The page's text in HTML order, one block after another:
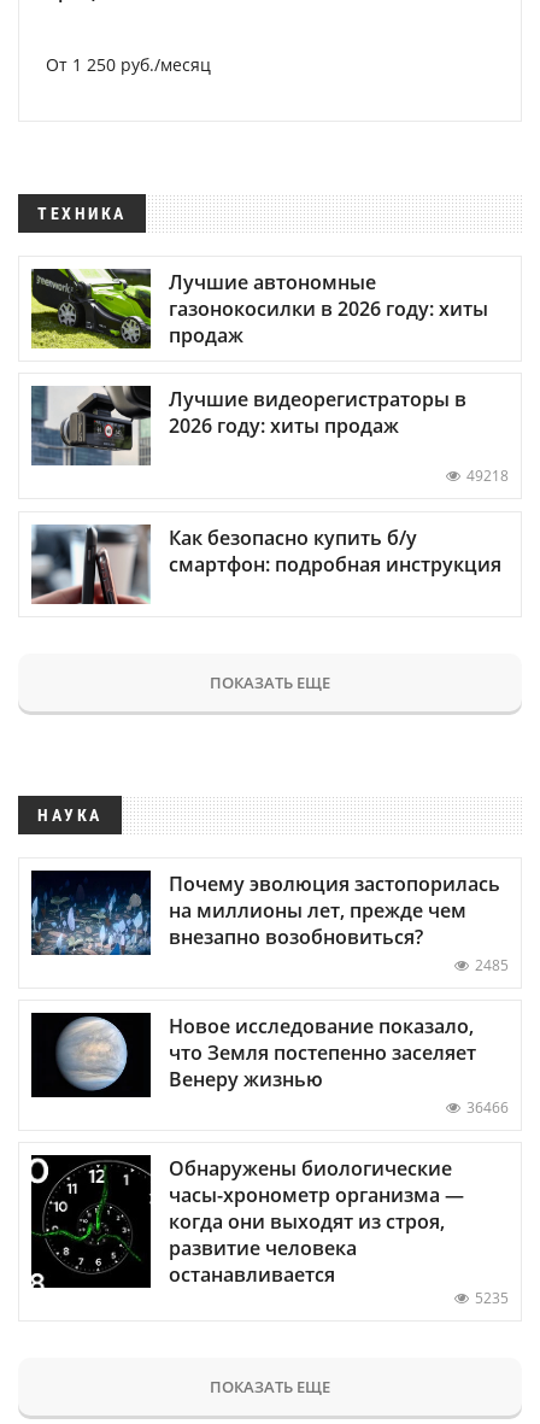
От 1 250 руб./месяц
ТЕХНИКА
Лучшие автономные
газонокосилки в 2026 году: хиты
продаж
Лучшие видеорегистраторы в
2026 году: хиты продаж
49218
Как безопасно купить б/у
смартфон: подробная инструкция
ПОКАЗАТЬ ЕЩЕ
НАУКА
Почему эволюция застопорилась
на миллионы лет, прежде чем
внезапно возобновиться?
2485
Новое исследование показало,
что Земля постепенно заселяет
Венеру жизнью
36466
Обнаружены биологические
часы-хронометр организма —
когда они выходят из строя,
развитие человека
останавливается
5235
ПОКАЗАТЬ ЕЩЕ